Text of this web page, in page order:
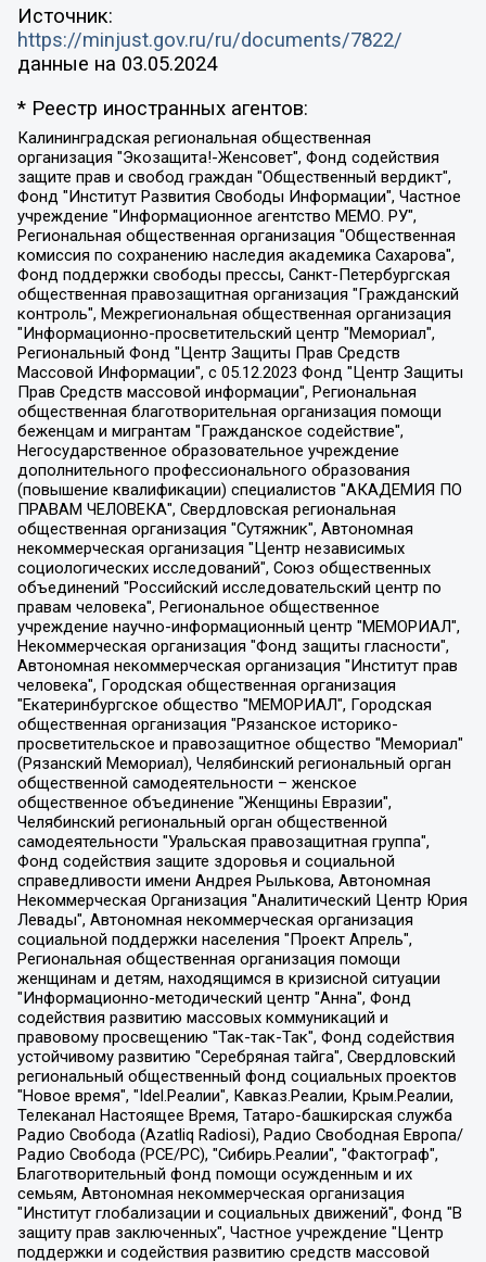
Источник:
https://minjust.gov.ru/ru/documents/7822/
данные на 03.05.2024
* Реестр иностранных агентов:
Калининградская региональная общественная организация "Экозащита!-Женсовет", Фонд содействия защите прав и свобод граждан "Общественный вердикт", Фонд "Институт Развития Свободы Информации", Частное учреждение "Информационное агентство МЕМО. РУ", Региональная общественная организация "Общественная комиссия по сохранению наследия академика Сахарова", Фонд поддержки свободы прессы, Санкт-Петербургская общественная правозащитная организация "Гражданский контроль", Межрегиональная общественная организация "Информационно-просветительский центр "Мемориал", Региональный Фонд "Центр Защиты Прав Средств Массовой Информации", с 05.12.2023 Фонд "Центр Защиты Прав Средств массовой информации", Региональная общественная благотворительная организация помощи беженцам и мигрантам "Гражданское содействие", Негосударственное образовательное учреждение дополнительного профессионального образования (повышение квалификации) специалистов "АКАДЕМИЯ ПО ПРАВАМ ЧЕЛОВЕКА", Свердловская региональная общественная организация "Сутяжник", Автономная некоммерческая организация "Центр независимых социологических исследований", Союз общественных объединений "Российский исследовательский центр по правам человека", Региональное общественное учреждение научно-информационный центр "МЕМОРИАЛ", Некоммерческая организация "Фонд защиты гласности", Автономная некоммерческая организация "Институт прав человека", Городская общественная организация "Екатеринбургское общество "МЕМОРИАЛ", Городская общественная организация "Рязанское историко-просветительское и правозащитное общество "Мемориал" (Рязанский Мемориал), Челябинский региональный орган общественной самодеятельности – женское общественное объединение "Женщины Евразии", Челябинский региональный орган общественной самодеятельности "Уральская правозащитная группа", Фонд содействия защите здоровья и социальной справедливости имени Андрея Рылькова, Автономная Некоммерческая Организация "Аналитический Центр Юрия Левады", Автономная некоммерческая организация социальной поддержки населения "Проект Апрель", Региональная общественная организация помощи женщинам и детям, находящимся в кризисной ситуации "Информационно-методический центр "Анна", Фонд содействия развитию массовых коммуникаций и правовому просвещению "Так-так-Так", Фонд содействия устойчивому развитию "Серебряная тайга", Свердловский региональный общественный фонд социальных проектов "Новое время", "Idel.Реалии", Кавказ.Реалии, Крым.Реалии, Телеканал Настоящее Время, Татаро-башкирская служба Радио Свобода (Azatliq Radiosi), Радио Свободная Европа/Радио Свобода (PCE/PC), "Сибирь.Реалии", "Фактограф", Благотворительный фонд помощи осужденным и их семьям, Автономная некоммерческая организация "Институт глобализации и социальных движений", Фонд "В защиту прав заключенных", Частное учреждение "Центр поддержки и содействия развитию средств массовой информации", Пензенский региональный общественный благотворительный фонд "Гражданский союз", "Север.Реалии", Некоммерческая организация Фонд "Правовая инициатива", Общество с ограниченной ответственностью "Радио Свободная Европа/Радио Свобода", Чешское информационное агентство "MEDIUM-ORIENT", Красноярская региональная общественная организация "Мы против СПИДа", Камалягин Денис Николаевич, Маркелов Сергей Евгеньевич, Пономарев Лев Александрович, Савицкая Людмила Алексеевна, Автономная некоммерческая организация "Центр по работе с проблемой насилия "НАСИЛИЮ.НЕТ", Межрегиональный профессиональный союз работников здравоохранения "Альянс врачей", Юридическое лицо, зарегистрированное в Латвийской Республике, SIA "Medusa Project" (регистрационный номер 40103797863, дата регистрации 10.06.2014), Некоммерческая организация "Фонд по борьбе с коррупцией", Автономная некоммерческая организация "Институт права и публичной политики", Баданин Роман Сергеевич, Гликин Максим Александрович, Железнова Мария Михайловна, Лукьянова Юлия Сергеевна, Маетная Елизавета Витальевна, Маняхин Петр Борисович, Чуракова Ольга Владимировна, Ярош Юлия Петровна, Юридическое лицо "The Insider SIA", зарегистрированное в Риге, Латвийская Республика (дата регистрации 26.06.2015), являющееся администратором доменного имени интернет-издания "The Insider SIA", https://theins.ru, Постернак Алексей Евгеньевич, Рубин Михаил Аркадьевич, Анин Роман Александрович, Юридическое лицо Istories fonds, зарегистрированное в Латвийской Республике (регистрационный номер 50008295751, дата регистрации 24.02.2020), Великовский Дмитрий Александрович, Долинина Ирина Николаевна, Мароховская Алеся Алексеевна, Шлейнов Роман Юрьевич, Шмагун Олеся Валентиновна, Общество с ограниченной ответственностью "Альтаир 2021", Общество с ограниченной ответственностью "Вега 2021", Общество с ограниченной ответственностью "Главный редактор 2021", Общество с ограниченной ответственностью "Ромашки монолит", Важенков Артем Валерьевич, Ивановская областная общественная организация "Центр гендерных исследований", Гурман Юрий Альбертович, Медиапроект "ОВД-Инфо", Егоров Владимир Владимирович, Жилинский Владимир Александрович, Общество с ограниченной ответственностью "ЗП", Иванова София Юрьевна, Карезина Инна Павловна, Кильтау Екатерина Викторовна, Петров Алексей Викторович, Пискунов Сергей Евгеньевич, Смирнов Сергей Сергеевич, Тихонов Михаил Сергеевич, Общество с ограниченной ответственностью "ЖУРНАЛИСТ-ИНОСТРАННЫЙ АГЕНТ", Арапова Галина Юрьевна, Вольтская Татьяна Анатольевна, Американская компания "Mason G.E.S. Anonymous Foundation" (США), являющаяся владельцем интернет-издания https://mnews.world/, Компания "Stichting Bellingcat", зарегистрированная в Нидерландах (дата регистрации 11.07.2018), Захаров Андрей Вячеславович, Клепиковская Екатерина Дмитриевна, Общество с ограниченной ответственностью "МЕМО", Перл Роман Александрович, Симонов Евгений Алексеевич, Соловьева Елена Анатольевна, Сотников Даниил Владимирович, Сурначева Елизавета Дмитриевна, Автономная некоммерческая организация по защите прав человека и информированию населения "Якутия – Наше Мнение", Общество с ограниченной ответственностью "Москоу диджитал медиа", с 26.01.2023 Общество с ограниченной ответственностью "Чайка Белые сады", Ветошкина Валерия Валерьевна, Заговора Максим Александрович, Межрегиональное общественное движение "Российская ЛГБТ - сеть", Оленичев Максим Владимирович, Павлов Иван Юрьевич, Скворцова Елена Сергеевна, Общество с ограниченной ответственностью "Как бы инагент", Кочетков Игорь Викторович, Общество с ограниченной ответственностью "Честные выборы", Еланчик Олег Александрович, Общество с ограниченной ответственностью "Нобелевский призыв", Гималова Регина Эмилевна, Григорьев Андрей Валерьевич, Григорьева Алина Александровна, Ассоциация по содействию защите прав призывников, альтернативнослужащих и военнослужащих "Правозащитная группа "Гражданин.Армия.Право", Хисамова Регина Фаритовна, Автономная некоммерческая организация по реализации социально-правовых программ "Лилит", Дальневосточное общественное движение "Маяк", Санкт-Петербургская ЛГБТ-инициативная группа "Выход", Инициативная группа ЛГБТ+ "Реверс", Алексеев Андрей Викторович, Бекбулатова Таисия Львовна, Беляев Иван Михайлович, Владыкина Елена Сергеевна, Гельман Марат Александрович, Никульшина Вероника Юрьевна, Толоконникова Надежда Андреевна, Шендерович Виктор Анатольевич, Общество с ограниченной ответственностью "Данное сообщение", Общество с ограниченной ответственностью Издательский дом "Новая глава", Айнбиндер Александра Александровна, Московский комьюнити-центр для ЛГБТ+инициатив, Благотворительный фонд развития филантропии, Deutsche Welle (Германия, Kurt-Schumacher-Strasse 3, 53113 Bonn), Борзунова Мария Михайловна, Воробьев Виктор Викторович, Голубева Анна Львовна, Константинова Алла Михайловна, Малкова Ирина Владимировна, Мурадов Мурад Абдулгалимович, Осетинская Елизавета Николаевна, Понасенков Евгений Николаевич, Ганапольский Матвей Юрьевич, Киселев Евгений Алексеевич, Борухович Ирина Григорьевна, Дремин Иван Тимофеевич, Дубровский Дмитрий Викторович, Красноярская региональная общественная организация поддержки и развития альтернативных образовательных технологий и межкультурных коммуникаций "ИНТЕРРА", Маяковская Екатерина Алексеевна, Фейгин Марк Захарович, Филимонов Андрей Викторович, Дзугкоева Регина Николаевна, Доброхотов Роман Александрович, Дудь Юрий Александрович, Елкин Сергей Владимирович, Кругликов Кирилл Игоревич, Сабунаева Мария Леонидовна, Семенов Алексей Владимирович, Шаинян Карен Багратович, Шульман Екатерина Михайловна, Асафьев Артур Валерьевич, Вахштайн Виктор Семенович, Венедиктов Алексей Алексеевич, Лушникова Екатерина Евгеньевна, Волков Леонид Михайлович, Невзоров Александр Глебович, Пархоменко Сергей Борисович, Сироткин Ярослав Николаевич, Кара-Мурза Владимир Владимирович, Баранова Наталья Владимировна, Гозман Леонид Яковлевич, Кагарлицкий Борис Юльевич, Климарев Михаил Валерьевич, Милов Владимир Станиславович, Автономная некоммерческая организация Краснодарский центр современного искусства "Типография", Моргенштерн Алишер Тагирович, Соболь Любовь Эдуардовна, Общество с ограниченной ответственностью "ЛИЗА НОРМ", Каспаров Гарри Кимович, Ходорковский Михаил Борисович, Общество с ограниченной ответственностью "Апрельские тезисы", Данилович Ирина Брониславовна, Кашин Олег Владимирович, Петров Николай Владимирович, Пивоваров Алексей Владимирович, Соколов Михаил Владимирович, Цветкова Юлия Владимировна, Чичваркин Евгений Александрович, Комитет против пыток/Команда против пыток, Общество с ограниченной ответственностью "Первый научный", Общество с ограниченной ответственностью "Вертолет и ко", Белоцерковская Вероника Борисовна, Кац Максим Евгеньевич, Лазарева Татьяна Юрьевна, Шаведдинов Руслан Табризович, Яшин Илья Валерьевич, Общество с ограниченной ответственностью "Иноагент ААВ", Алешковский Дмитрий Петрович, Альбац Евгения Марковна, Быков Дмитрий Львович, Галямина Юлия Евгеньевна, Лойко Сергей Леонидович, Мартынов Кирилл Константинович, Медведев Сергей Александрович, Крашенинников Федор Геннадиевич, Гордеева Катерина Вл